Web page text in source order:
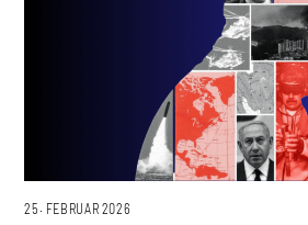
25. FEBRUAR 2026